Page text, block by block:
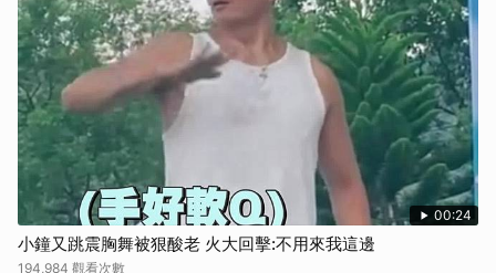
00:24
小鐘又跳震胸舞被狠酸老 火大回擊:不用來我這邊
194,984 觀看次數